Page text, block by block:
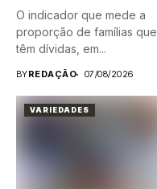
O indicador que mede a
proporção de famílias que
têm dívidas, em...
BYREDAÇÃO 07/08/2026
VARIEDADES